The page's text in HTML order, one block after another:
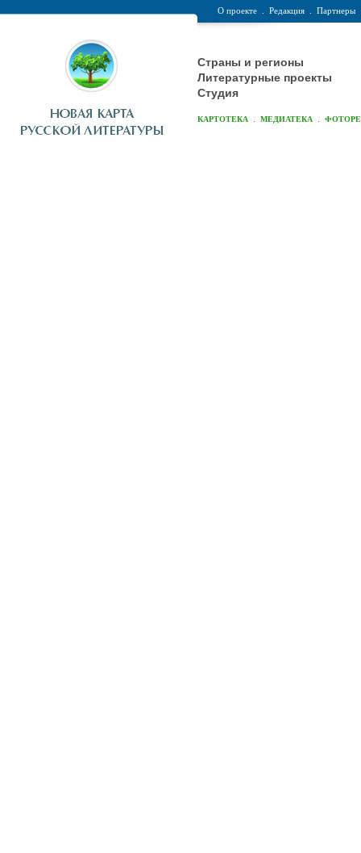
О проекте Редакция Партнеры
Страны и регионы
Литературные проекты
Студия
КАРТОТЕКА МЕДИАТЕКА